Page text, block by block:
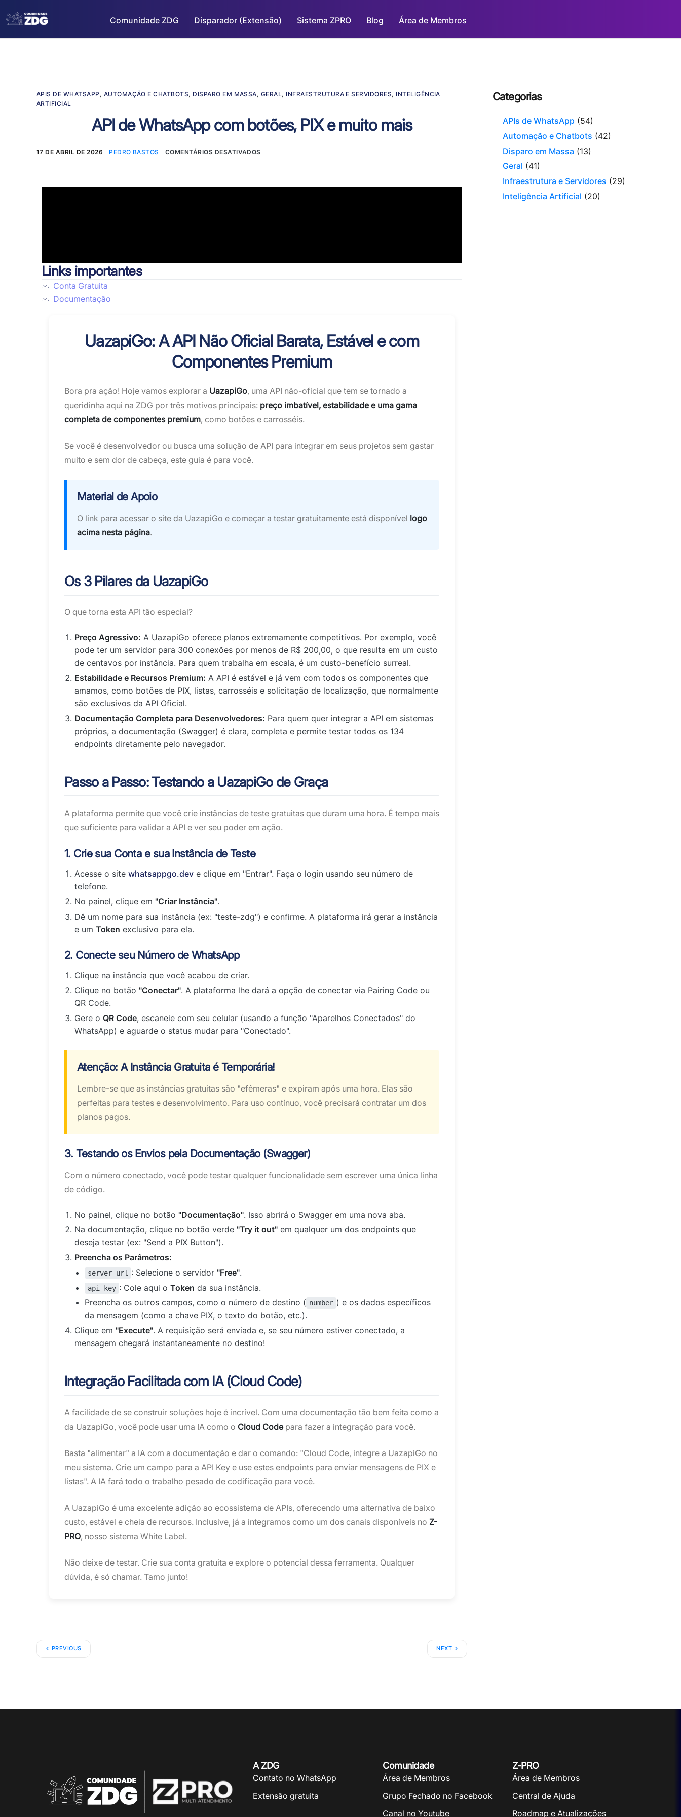
Comunidade ZDG Disparador (Extensão) Sistema ZPRO Blog Área de Membros
APIS DE WHATSAPP , AUTOMAÇÃO E CHATBOTS, DISPARO EM MASSA, GERAL, INFRAESTRUTURA E SERVIDORES, INTELIGÊNCIA
ARTIFICIAL
API de WhatsApp com botões, PIX e muito mais
17 DE ABRIL DE 2026 PEDRO BASTOS COMENTÁRIOS DESATIVADOS
Links importantes
Conta Gratuita
Documentação
UazapiGo: A API Não Oficial Barata, Estável e com
Componentes Premium
Bora pra ação! Hoje vamos explorar a UazapiGo, uma API não-oficial que tem se tornado a
queridinha aqui na ZDG por três motivos principais: preço imbatível, estabilidade e uma gama
completa de componentes premium, como botões e carrosséis.
Se você é desenvolvedor ou busca uma solução de API para integrar em seus projetos sem gastar
muito e sem dor de cabeça, este guia é para você.
Material de Apoio
O link para acessar o site da UazapiGo e começar a testar gratuitamente está disponível logo
acima nesta página.
Os 3 Pilares da UazapiGo
O que torna esta API tão especial?
Preço Agressivo: A UazapiGo oferece planos extremamente competitivos. Por exemplo, você
pode ter um servidor para 300 conexões por menos de R$ 200,00, o que resulta em um custo
de centavos por instância. Para quem trabalha em escala, é um custo-benefício surreal.
Estabilidade e Recursos Premium: A API é estável e já vem com todos os componentes que
amamos, como botões de PIX, listas, carrosséis e solicitação de localização, que normalmente
são exclusivos da API Oficial.
Documentação Completa para Desenvolvedores: Para quem quer integrar a API em sistemas
próprios, a documentação (Swagger) é clara, completa e permite testar todos os 134
endpoints diretamente pelo navegador.
Passo a Passo: Testando a UazapiGo de Graça
A plataforma permite que você crie instâncias de teste gratuitas que duram uma hora. É tempo mais
que suficiente para validar a API e ver seu poder em ação.
1. Crie sua Conta e sua Instância de Teste
Acesse o site whatsappgo.dev e clique em "Entrar". Faça o login usando seu número de
telefone.
No painel, clique em "Criar Instância".
Dê um nome para sua instância (ex: "teste-zdg") e confirme. A plataforma irá gerar a instância
e um Token exclusivo para ela.
2. Conecte seu Número de WhatsApp
Clique na instância que você acabou de criar.
Clique no botão "Conectar". A plataforma lhe dará a opção de conectar via Pairing Code ou
QR Code.
Gere o QR Code, escaneie com seu celular (usando a função "Aparelhos Conectados" do
WhatsApp) e aguarde o status mudar para "Conectado".
Atenção: A Instância Gratuita é Temporária!
Lembre-se que as instâncias gratuitas são "efêmeras" e expiram após uma hora. Elas são
perfeitas para testes e desenvolvimento. Para uso contínuo, você precisará contratar um dos
planos pagos.
3. Testando os Envios pela Documentação (Swagger)
Com o número conectado, você pode testar qualquer funcionalidade sem escrever uma única linha
de código.
No painel, clique no botão "Documentação". Isso abrirá o Swagger em uma nova aba.
Na documentação, clique no botão verde "Try it out" em qualquer um dos endpoints que
deseja testar (ex: "Send a PIX Button").
Preencha os Parâmetros:
server_url : Selecione o servidor "Free".
api_key : Cole aqui o Token da sua instância.
Preencha os outros campos, como o número de destino ( number ) e os dados específicos
da mensagem (como a chave PIX, o texto do botão, etc.).
Clique em "Execute". A requisição será enviada e, se seu número estiver conectado, a
mensagem chegará instantaneamente no destino!
Integração Facilitada com IA (Cloud Code)
A facilidade de se construir soluções hoje é incrível. Com uma documentação tão bem feita como a
da UazapiGo, você pode usar uma IA como o Cloud Codepara fazer a integração para você.
Basta "alimentar" a IA com a documentação e dar o comando: "Cloud Code, integre a UazapiGo no
meu sistema. Crie um campo para a API Key e use estes endpoints para enviar mensagens de PIX e
listas". A IA fará todo o trabalho pesado de codificação para você.
A UazapiGo é uma excelente adição ao ecossistema de APIs, oferecendo uma alternativa de baixo
custo, estável e cheia de recursos. Inclusive, já a integramos como um dos canais disponíveis no Z-
PRO, nosso sistema White Label.
Não deixe de testar. Crie sua conta gratuita e explore o potencial dessa ferramenta. Qualquer
dúvida, é só chamar. Tamo junto!
PREVIOUS NEXT
Categorias
APIs de WhatsApp (54)
Automação e Chatbots (42)
Disparo em Massa (13)
Geral (41)
Infraestrutura e Servidores (29)
Inteligência Artificial (20)
A ZDG
Contato no WhatsApp
Extensão gratuita
Comunidade
Área de Membros
Grupo Fechado no Facebook
Canal no Youtube
Z-PRO
Área de Membros
Central de Ajuda
Roadmap e Atualizações